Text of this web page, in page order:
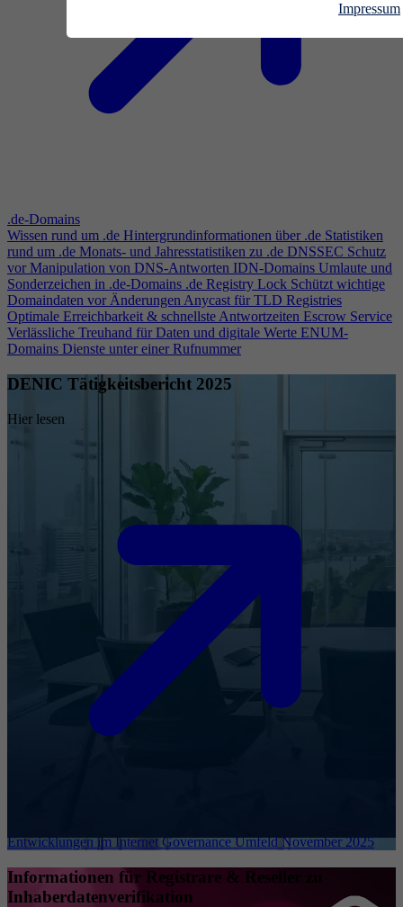
Impressum
.de-Domains
Wissen rund um .de Hintergrundinformationen über .de Statistiken
rund um .de Monats- und Jahresstatistiken zu .de DNSSEC Schutz
vor Manipulation von DNS-Antworten IDN-Domains Umlaute und
Sonderzeichen in .de-Domains .de Registry Lock Schützt wichtige
Domaindaten vor ÄnderungenAnycast für TLD Registries
Optimale Erreichbarkeit & schnellste Antwortzeiten Escrow Service
Verlässliche Treuhand für Daten und digitale Werte ENUM-
Domains Dienste unter einer Rufnummer
DENIC Tätigkeitsbericht 2025
Hier lesen
Entwicklungen im Internet Governance Umfeld November 2025
Informationen für Registrare & Reseller zu
Inhaberdatenverifikation